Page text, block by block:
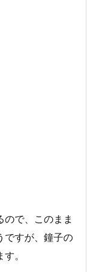
で、このまま
ですが、鐘子の
。